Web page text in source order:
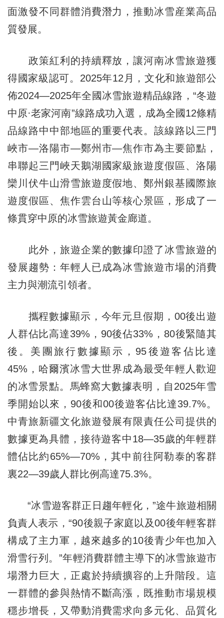
面激發不同群體消費潛力，推動冰雪産業高品
質發展。
政策紅利的持續釋放，讓河南冰雪旅遊獲
得國家級認可。2025年12月，文化和旅遊部公
佈2024—2025年全國冰雪旅遊精品線路，“冬遊
中原·老家河南”線路成功入選，成為全國12條精
品線路中中部地區的重要代表。該線路以三門
峽市—洛陽市—鄭州市—焦作市為主要節點，
串聯起三門峽天鵝湖國家級旅遊度假區、洛陽
欒川伏牛山滑雪旅遊度假地、鄭州銀基國際旅
遊度假區、焦作雲台山等核心景區，形成了一
條貫穿中原的冰雪旅遊黃金廊道。
此外，旅遊企業的數據印證了冰雪旅遊的
發展趨勢：年輕人已成為冰雪旅遊市場的消費
主力與潮流引領者。
攜程數據顯示，今年元旦假期，00後出遊
人群佔比高達39%，90後佔33%，80後緊隨其
後。美團旅行數據顯示，95後遊客佔比達
45%，哈爾濱冰雪大世界成為最受年輕人歡迎
的冰雪景點。馬蜂窩大數據表明，自2025年雪
季開始以來，90後和00後遊客佔比達39.7%。
中青旅新疆文化旅遊發展有限責任公司提供的
數據更為具體，接待遊客中18—35歲的年輕群
體佔比約65%—70%，其中前往阿勒泰的客群
裏22—39歲人群比例高達75.3%。
“冰雪遊客群正日趨年輕化，”途牛旅遊相關
負責人表示，“90後親子家庭以及00後年輕客群
構成了主力軍，越來越多的10後青少年也加入
滑雪行列。”年輕消費群體主導下的冰雪旅遊市
場潛力巨大，正處於持續擴容的上升階段。這
一群體的參與熱情不斷高漲，既推動市場規模
穩步增長，又帶動消費需求向多元化、品質化